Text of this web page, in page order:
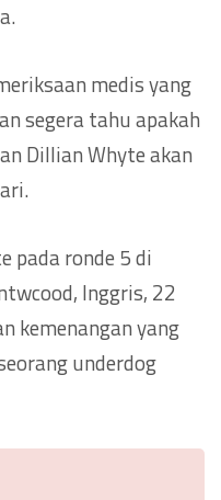
medis yang
segera tahu apakah
Dillian Whyte akan
pada ronde 5 di
Inggris, 22
kemenangan yang
underdog